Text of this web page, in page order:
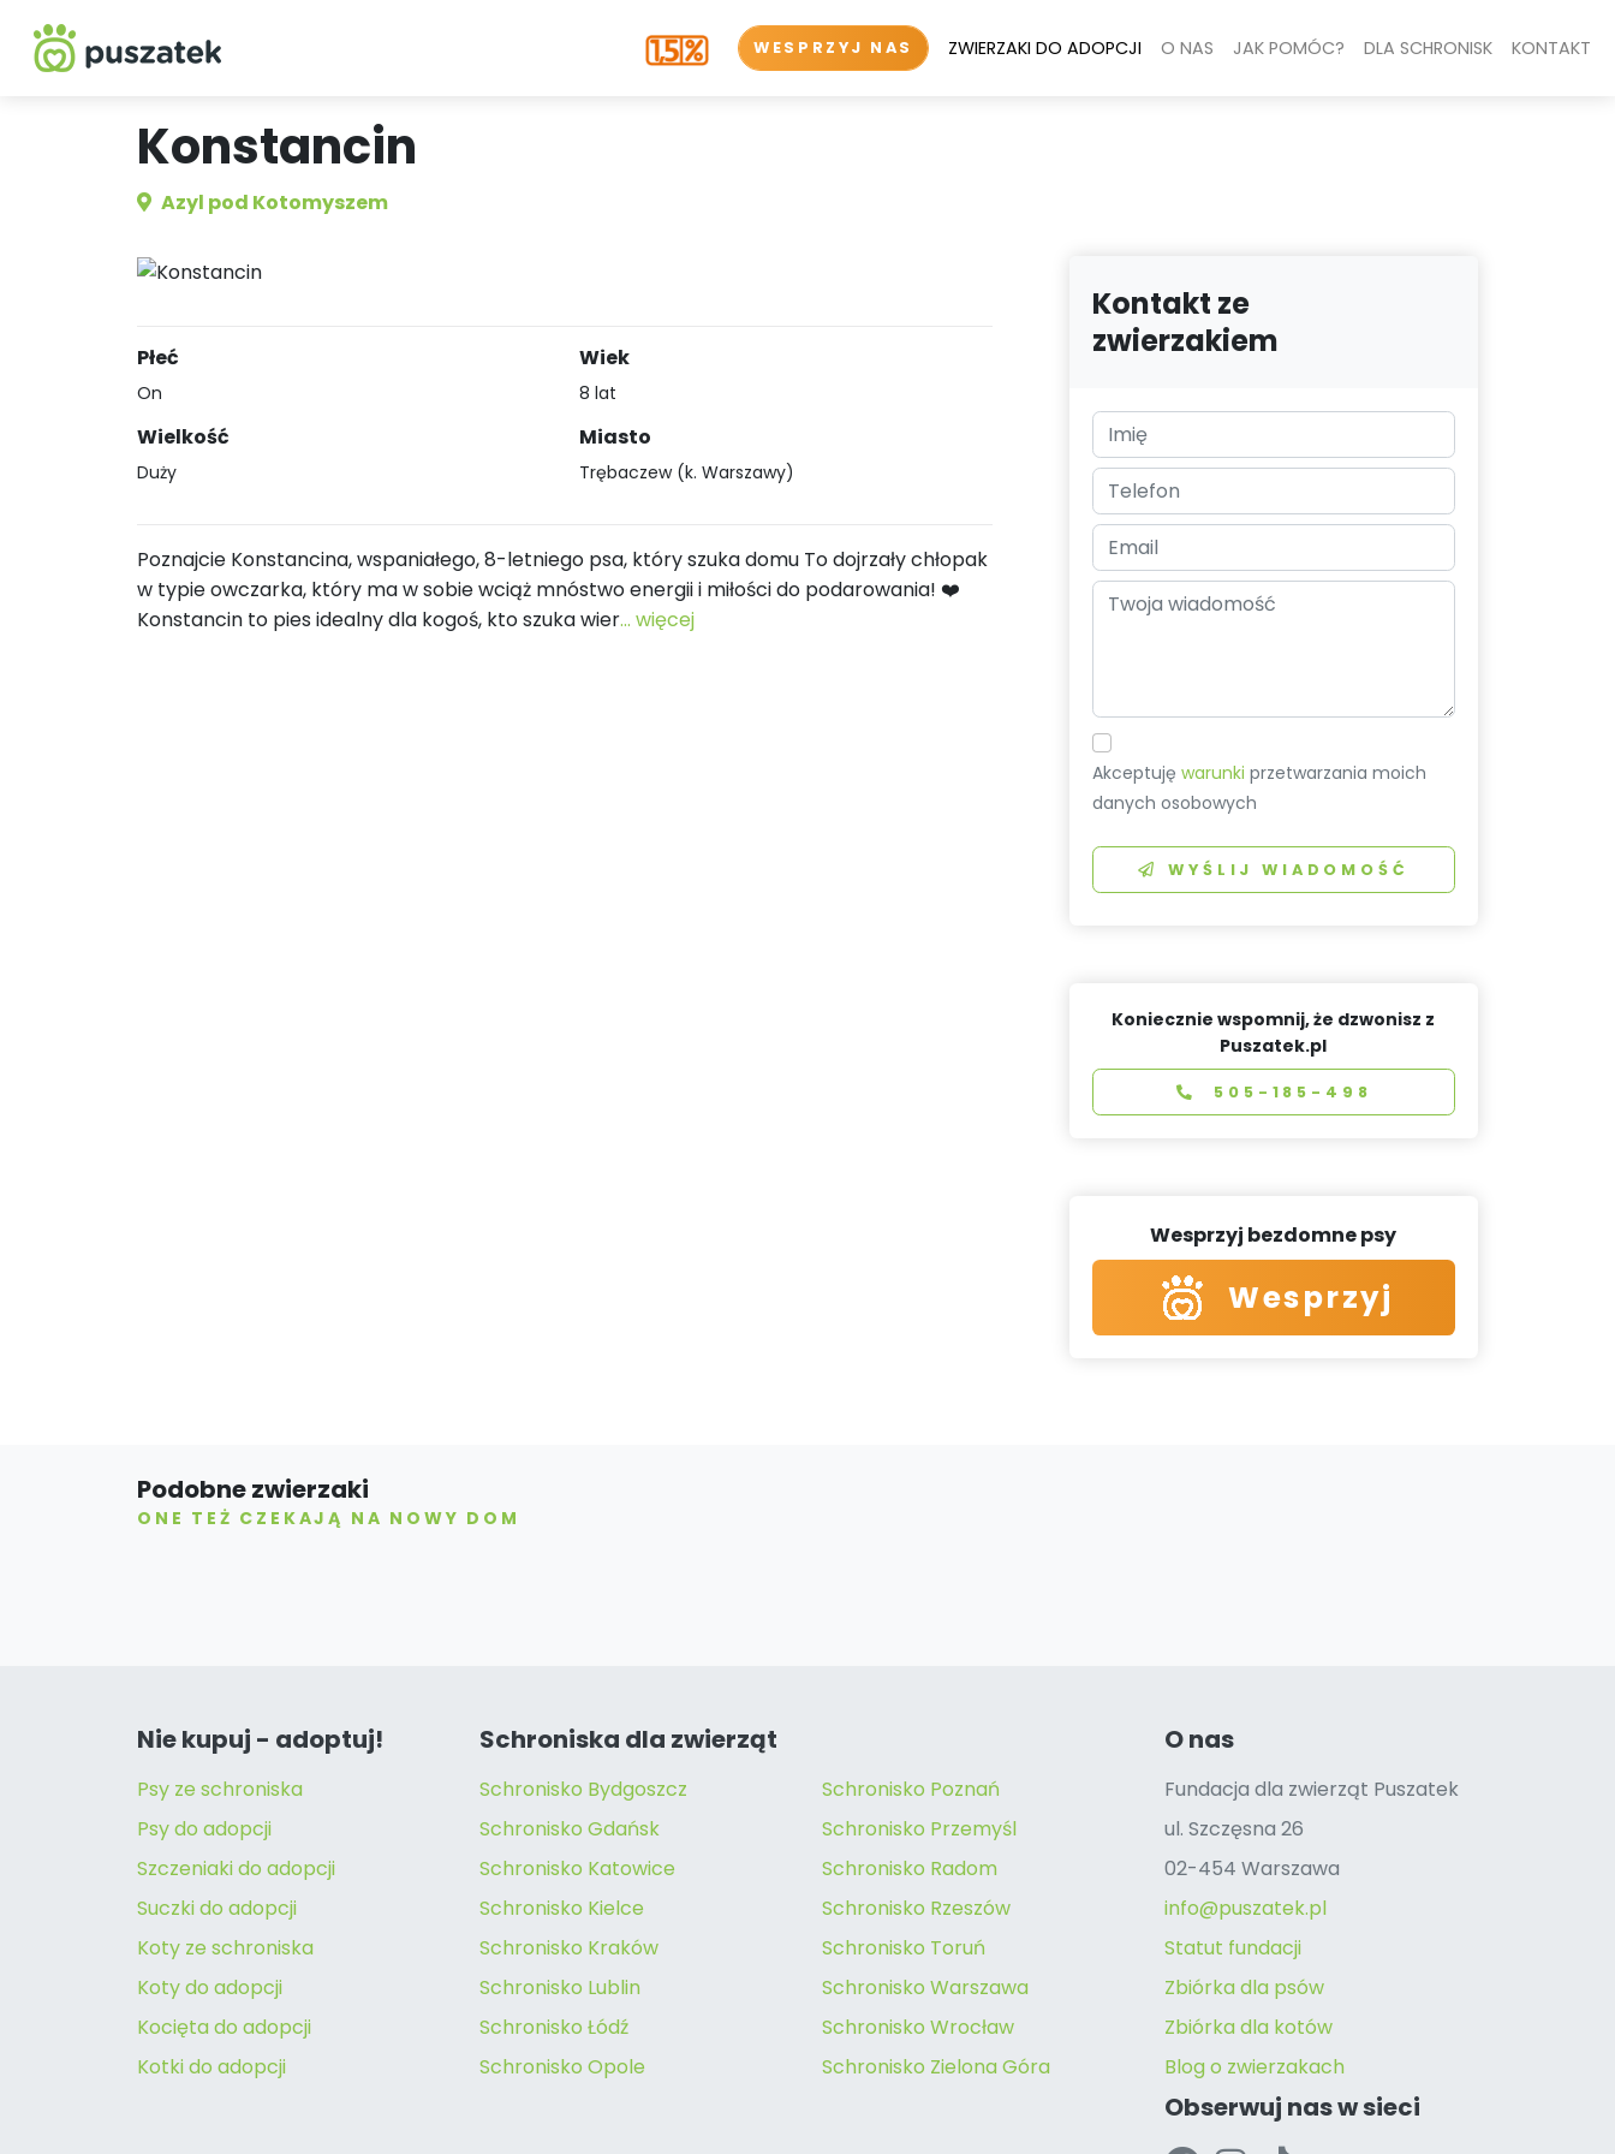
WESPRZYJ NAS ZWIERZAKI DO ADOPCJI O NAS JAK POMÓC? DLA SCHRONISK KONTAKT
Konstancin
Azyl pod Kotomyszem
Płeć
On
Wielkość
Duży
Wiek
8 lat
Miasto
Trębaczew (k. Warszawy)
​Poznajcie Konstancina, wspaniałego, 8-letniego psa, który szuka domu To dojrzały chłopak
w typie owczarka, który ma w sobie wciąż mnóstwo energii i miłości do podarowania! ❤️ ​
Konstancin to pies idealny dla kogoś, kto szuka wier... więcej
Kontakt ze
zwierzakiem
Akceptujęwarunki przetwarzania moich
danych osobowych
WYŚLIJ WIADOMOŚĆ
Koniecznie wspomnij, że dzwonisz z
Puszatek.pl
505-185-498
Wesprzyj bezdomne psy
Wesprzyj
Podobne zwierzaki
ONE TEŻ CZEKAJĄ NA NOWY DOM
Nie kupuj - adoptuj!
Psy ze schroniska
Psy do adopcji
Szczeniaki do adopcji
Suczki do adopcji
Koty ze schroniska
Koty do adopcji
Kocięta do adopcji
Kotki do adopcji
Schroniska dla zwierząt
Schronisko Bydgoszcz
Schronisko Gdańsk
Schronisko Katowice
Schronisko Kielce
Schronisko Kraków
Schronisko Lublin
Schronisko Łódź
Schronisko Opole
Schronisko Poznań
Schronisko Przemyśl
Schronisko Radom
Schronisko Rzeszów
Schronisko Toruń
Schronisko Warszawa
Schronisko Wrocław
Schronisko Zielona Góra
O nas
Fundacja dla zwierząt Puszatek
ul. Szczęsna 26
02-454 Warszawa
info@puszatek.pl
Statut fundacji
Zbiórka dla psów
Zbiórka dla kotów
Blog o zwierzakach
Obserwuj nas w sieci